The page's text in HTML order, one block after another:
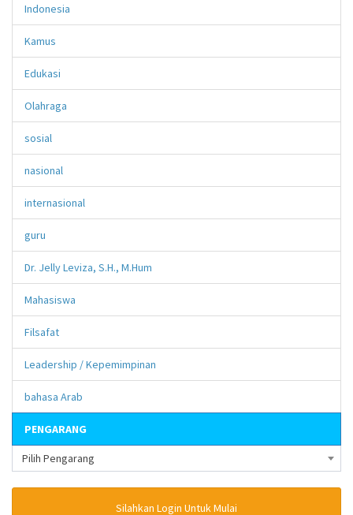
Indonesia
Kamus
Edukasi
Olahraga
sosial
nasional
internasional
guru
Dr. Jelly Leviza, S.H., M.Hum
Mahasiswa
Filsafat
Leadership / Kepemimpinan
bahasa Arab
PENGARANG
Pilih Pengarang
Silahkan Login Untuk Mulai